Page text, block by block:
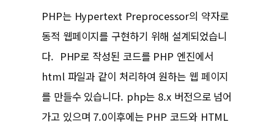
PHP는 Hypertext Preprocessor의 약자로
동적 웹페이지를 구현하기 위해 설계되었습니
다. PHP로 작성된 코드를 PHP 엔진에서
html 파일과 같이 처리하여 원하는 웹 페이지
를 만들수 있습니다. php는 8.x 버전으로 넘어
가고 있으며 7.0이후에는 PHP 코드와 HTML